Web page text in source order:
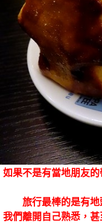
如果不是有當地朋友
旅行最棒的是有地
我們離開自己熟悉，